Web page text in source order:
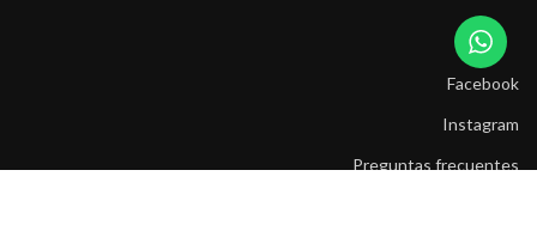
Facebook
Instagram
Preguntas frecuentes